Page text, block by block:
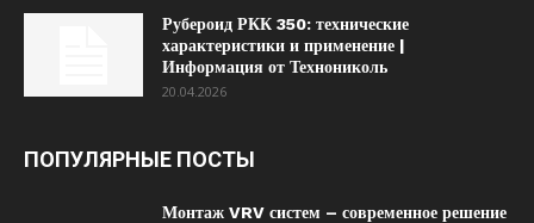
Рубероид РКК 350: технические
характеристики и применение |
Информация от Технониколь
20.04.2026
ПОПУЛЯРНЫЕ ПОСТЫ
Монтаж VRV систем – современное решение